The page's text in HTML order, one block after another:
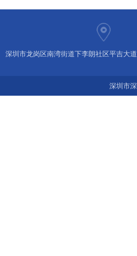
深圳市龙岗区南湾街道下李朗社区平吉大
深圳市